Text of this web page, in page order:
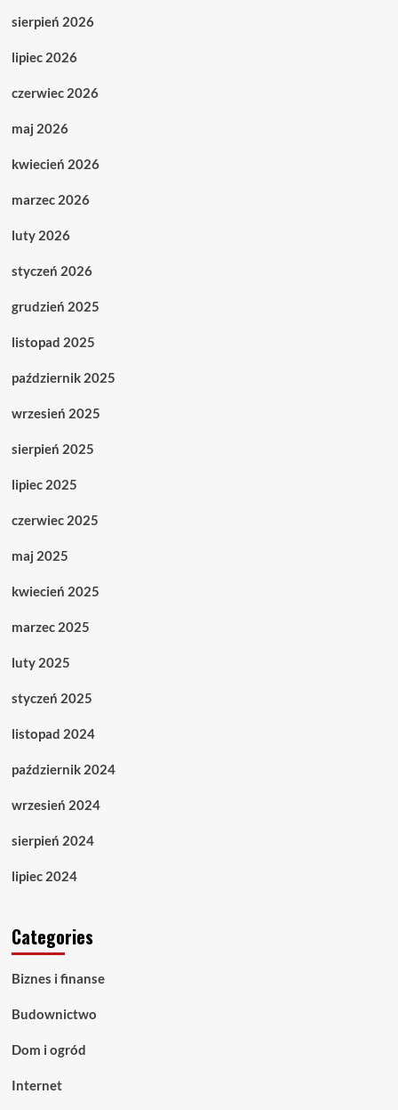
sierpień 2026
lipiec 2026
czerwiec 2026
maj 2026
kwiecień 2026
marzec 2026
luty 2026
styczeń 2026
grudzień 2025
listopad 2025
październik 2025
wrzesień 2025
sierpień 2025
lipiec 2025
czerwiec 2025
maj 2025
kwiecień 2025
marzec 2025
luty 2025
styczeń 2025
listopad 2024
październik 2024
wrzesień 2024
sierpień 2024
lipiec 2024
Categories
Biznes i finanse
Budownictwo
Dom i ogród
Internet